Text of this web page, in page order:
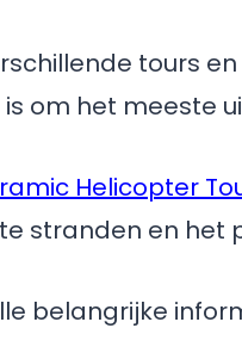
tours
om het meeste
Helicopter
stranden en het
belangrijke